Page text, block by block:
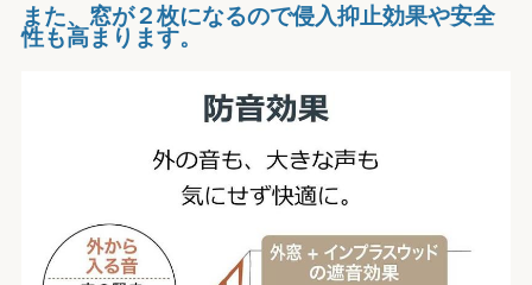
また、窓が２枚になるので侵入抑止効果や安全
性も高まります。